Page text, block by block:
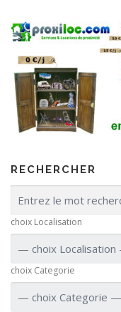
RECHERCHER
choix Localisation
choix Categorie